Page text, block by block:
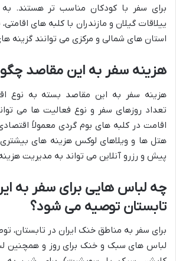
برای سفر با کودکان مناسب تر هستند. به
ییلاقات گیلان و مازندران با کلبه های
استان های شمالی و مرکزی می توانند گزینه
هزینه سفر به این مقاصد
هزینه سفر به این مقاصد بسته به نوع
تعداد روزهای سفر و نوع فعالیت ها می
اقامت در کلبه های بوم گردی معمولاً
هتل ها و ویلاهای لوکس هزینه های بیشتری
پیش و رزرو آنلاین می تواند به مدیریت
چه لباس هایی برای سفر به
تابستان توصیه می شود؟
برای سفر به مناطق خنک ایران در تابستان،
لباس های سبک و خنک برای روز و همچنین